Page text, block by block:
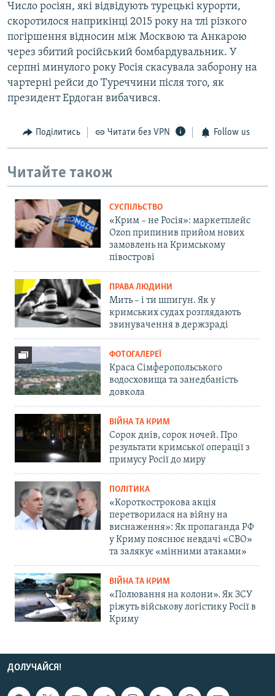
Число росіян, які відвідують турецькі курорти,
скоротилося наприкінці 2015 року на тлі різкого
погіршення відносин між Москвою та Анкарою
через збитий російський бомбардувальник. У
серпні минулого року Росія скасувала заборону на
чартерні рейси до Туреччини після того, як
президент Ердоган вибачився.
Поділитись Читати без VPN Follow us
Читайте також
СУСПІЛЬСТВО
«Крим – не Росія»: маркетплейс
Ozon припинив прийом нових
замовлень на Кримському
півострові
ПРАВА ЛЮДИНИ
Мить – і ти шпигун. Як у
кримських судах розглядають
звинувачення в держзраді
ФОТОГАЛЕРЕЇ
Краса Сімферопольського
водосховища та занедбаність
довкола
ВІЙНА ТА КРИМ
Сорок днів, сорок ночей. Про
результати кримської операції з
примусу Росії до миру
ПОЛІТИКА
«Короткострокова акція
перетворилася на війну на
виснаження»: Як пропаганда РФ
у Криму пояснює невдачі «СВО»
та залякує «мінними атаками»
ВІЙНА ТА КРИМ
«Полювання на колони». Як ЗСУ
ріжуть військову логістику Росії в
Криму
ДОЛУЧАЙСЯ!